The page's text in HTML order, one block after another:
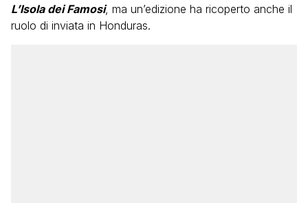
L’Isola dei Famosi, ma un’edizione ha ricoperto anche il
ruolo di inviata in Honduras.